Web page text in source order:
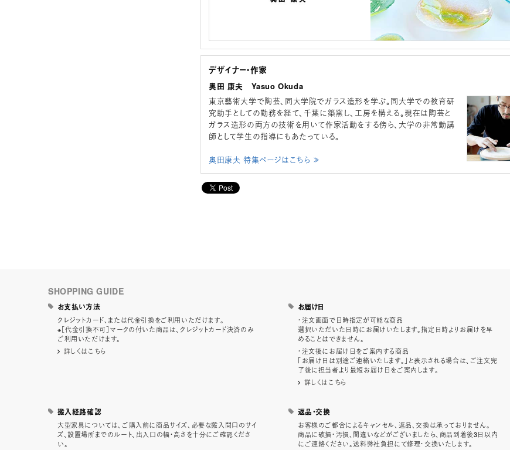
デザイナー・作家
奥田 康夫 Yasuo Okuda
東京藝術大学で陶芸、同大学院でガラス造形を学ぶ。同大学での教育研
究助手としての勤務を経て、千葉に築窯し、工房を構える。現在は陶芸と
ガラス造形の両方の技術を用いて作家活動をする傍ら、大学の非常勤講
師として学生の指導にもあたっている。
奥田康夫 特集ページはこちら ≫
SHOPPING GUIDE
お支払い方法
クレジットカード、または代金引換をご利用いただけます。
※［代金引換不可］マークの付いた商品は、クレジットカード決済のみ
ご利用いただけます。
詳しくはこちら
お届け日
・注文画面で日時指定が可能な商品
選択いただいた日時にお届けいたします。指定日時よりお届けを早
めることはできません。
・注文後にお届け日をご案内する商品
「お届け日は別途ご連絡いたします。」と表示される場合は、ご注文完
了後に担当者より最短お届け日をご案内します。
詳しくはこちら
搬入経路確認
大型家具については、ご購入前に商品サイズ、必要な搬入間口のサイ
ズ、設置場所までのルート、出入口の幅・高さを十分にご確認くださ
い。
返品・交換
お客様のご都合によるキャンセル、返品、交換は承っておりません。
商品に破損・汚損、間違いなどがございましたら、商品到着後3日以内
にご連絡ください。送料弊社負担にて修理・交換いたします。